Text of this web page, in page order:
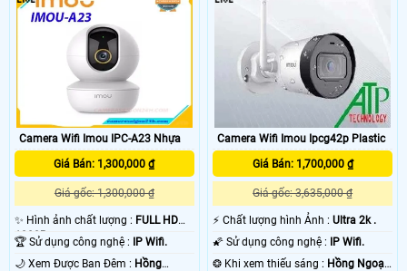
Camera Wifi Imou IPC-A23 Nhựa
Giá Bán: 1,300,000 ₫
Giá gốc: 1,300,000 ₫
✨ Hình ảnh chất lượng : FULL HD
1080P .
🏆 Sử dụng công nghệ :
IP Wifi.
🌙 Xem Được Ban Đêm : Hồng
Camera Wifi Imou Ipcg42p Plastic
Giá Bán: 1,700,000 ₫
Giá gốc: 3,635,000 ₫
️⚡ Chất lượng hình Ảnh :Ultra 2k .
🌠 Sử dụng công nghệ :
IP Wifi.
❂ Khi xem thiếu sáng : Hồng Ngoại